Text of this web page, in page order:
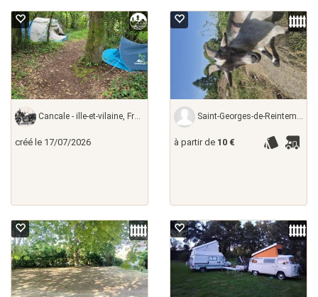
Cancale - ille-et-vilaine, France
créé le 17/07/2026
Saint-Georges-de-Reintembault - ille-et-vilaine,
à partir de 10 €